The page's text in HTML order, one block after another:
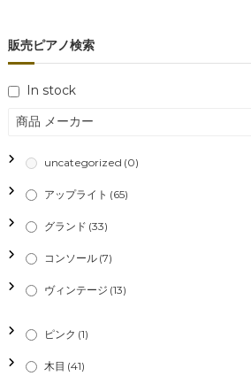
販売ピアノ検索
In stock
商品 メーカー
uncategorized (0)
アップライト (65)
グランド (33)
コンソール (7)
ヴィンテージ (13)
ピンク (1)
木目 (41)